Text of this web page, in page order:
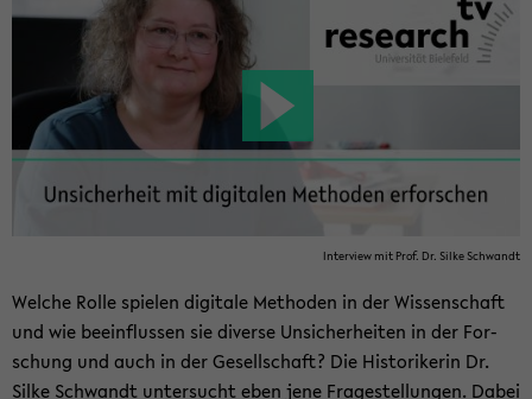
In­ter­view mit Prof. Dr. Silke Schwandt
Wel­che Rolle spie­len di­gi­ta­le Me­tho­den in der Wis­sen­schaft
und wie be­ein­flus­sen sie di­ver­se Un­si­cher­hei­ten in der For­
schung und auch in der Ge­sell­schaft? Die His­to­ri­ke­rin Dr.
Silke Schwandt un­ter­sucht eben jene Fra­ge­stel­lun­gen. Dabei